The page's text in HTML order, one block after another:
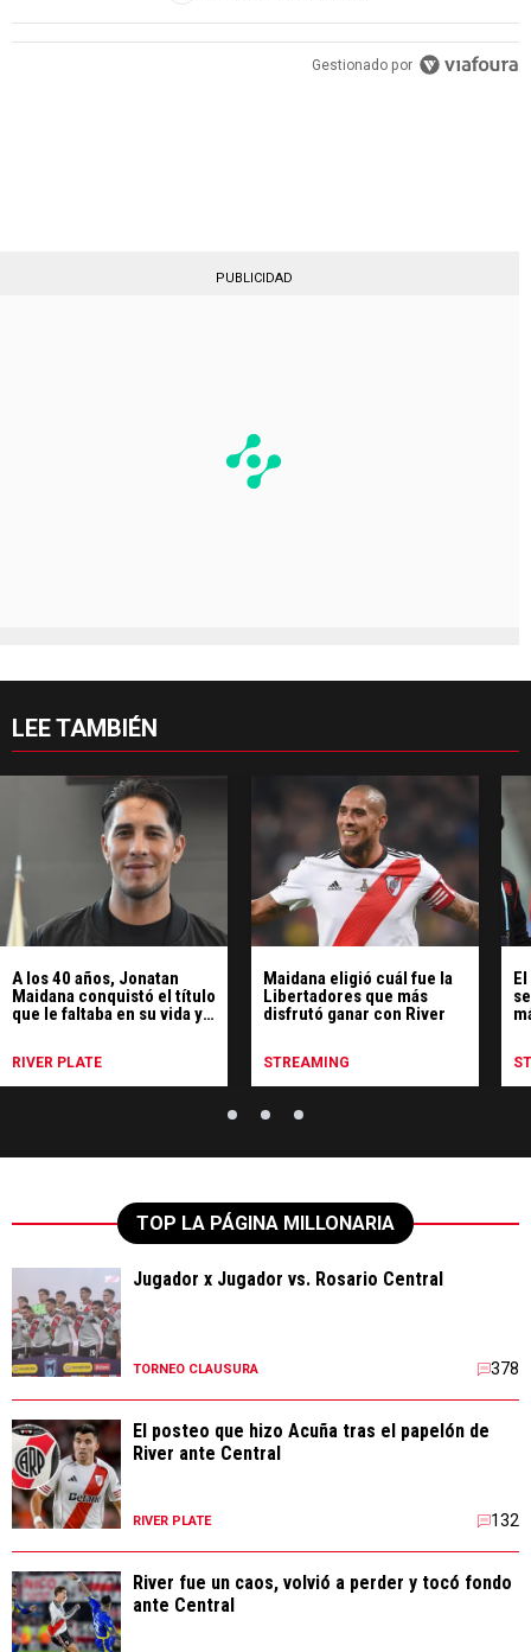
PUBLICIDAD
LEE TAMBIÉN
A los 40 años, Jonatan
Maidana conquistó el título
que le faltaba en su vida y
RIVER PLATE
Maidana eligió cuál fue la
Libertadores que más
disfrutó ganar con River
STREAMING
TOP LA PÁGINA MILLONARIA
Jugador x Jugador vs. Rosario Central
TORNEO CLAUSURA 378
El posteo que hizo Acuña tras el papelón de
River ante Central
RIVER PLATE 132
River fue un caos, volvió a perder y tocó fondo
ante Central